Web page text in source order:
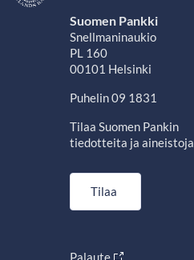
Suomen Pankki
Snellmaninaukio
PL 160
00101 Helsinki
Puhelin 09 1831
Tilaa Suomen Pankin
tiedotteita ja aineistoja
Tilaa
Palaute